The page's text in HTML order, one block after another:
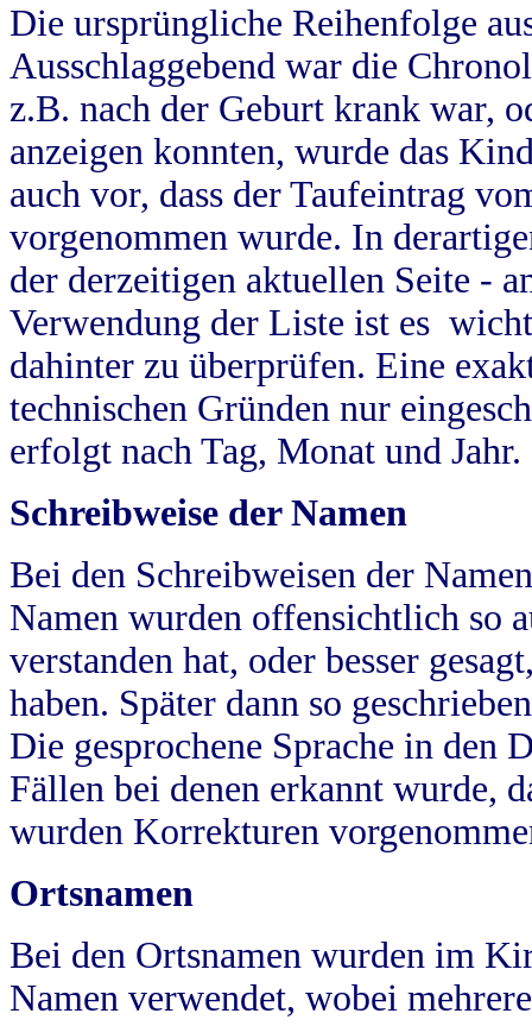
Die ursprüngliche Reihenfolge
Ausschlaggebend war die
z.B. nach der Geburt krank war,
anzeigen konnten, wurde das
auch vor, dass der Taufeintrag
vorgenommen wurde. In
der derzeitigen aktuellen Seite -
Verwendung der Liste ist es
dahinter zu überprüfen. Eine
technischen Gründen nur
erfolgt nach Tag, Monat und Jahr.
Schreibweise der Namen
Bei den Schreibweisen der
Namen wurden offensichtlich so
verstanden hat, oder besser
haben. Später dann so
Die gesprochene Sprache in
Fällen bei denen erkannt wurde,
wurden Korrekturen
Ortsnamen
Bei den Ortsnamen wurden im
Namen verwendet, wobei